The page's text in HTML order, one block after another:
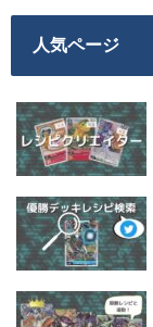
人気ページ